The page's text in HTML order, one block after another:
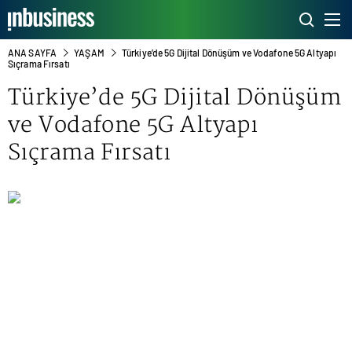
ANA SAYFA YAŞAM
Türkiye’de 5G Dijital Dönüşüm ve Vodafone 5G Altyapı
Sıçrama Fırsatı
Türkiye’de 5G Dijital Dönüşüm
ve Vodafone 5G Altyapı
Sıçrama Fırsatı